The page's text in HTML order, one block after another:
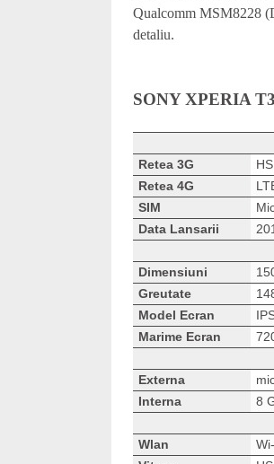
Qualcomm MSM8228
detaliu.
SONY XPERIA
Retea 3G
Retea 4G
SIM
Data Lansarii
Dimensiuni
Greutate
Model Ecran
Marime Ecran
Externa
Interna
8
Wlan